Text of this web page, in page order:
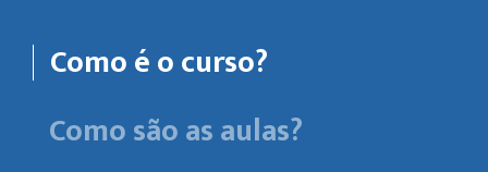
Como é o curso?
Como são as aulas?